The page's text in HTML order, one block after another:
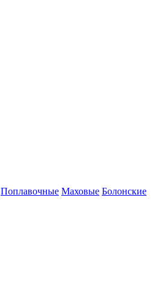
Поплавочные Маховые Болонские